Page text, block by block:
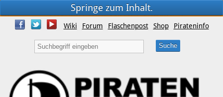
Springe zum Inhalt.
Wiki Forum Flaschenpost Shop Pirateninfo